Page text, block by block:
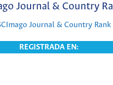
Journal & Country
REGISTRADA EN: